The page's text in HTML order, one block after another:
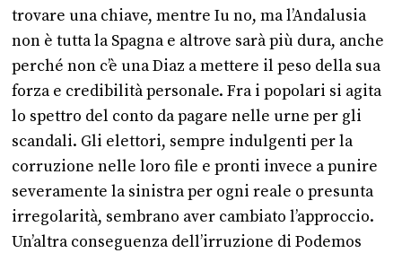
trovare una chiave, mentre Iu no, ma l’Andalusia
non è tutta la Spagna e altrove sarà più dura, anche
perché non c’è una Diaz a mettere il peso della sua
forza e credibilità personale. Fra i popolari si agita
lo spettro del conto da pagare nelle urne per gli
scandali. Gli elettori, sempre indulgenti per la
corruzione nelle loro file e pronti invece a punire
severamente la sinistra per ogni reale o presunta
irregolarità, sembrano aver cambiato l’approccio.
Un’altra conseguenza dell’irruzione di Podemos